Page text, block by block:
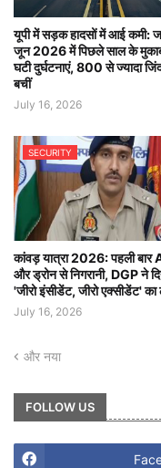
यूपी में सड़क हादसों में आई कमी:
जून 2026 में पिछले साल के
घटी दुर्घटनाएं, 800 से ज्यादा
बचीं
July 16, 2026
SECURITY
कांवड़ यात्रा 2026: पहली बार
और ड्रोन से निगरानी, DGP ने
'जीरो इंसीडेंट, जीरो एक्सीडेंट' का
July 16, 2026
और नया
FOLLOW US